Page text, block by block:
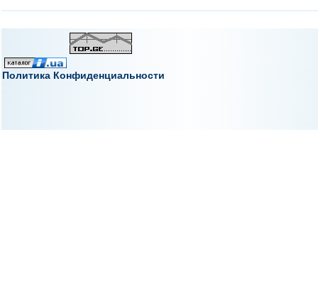
Политика Конфиденциальности